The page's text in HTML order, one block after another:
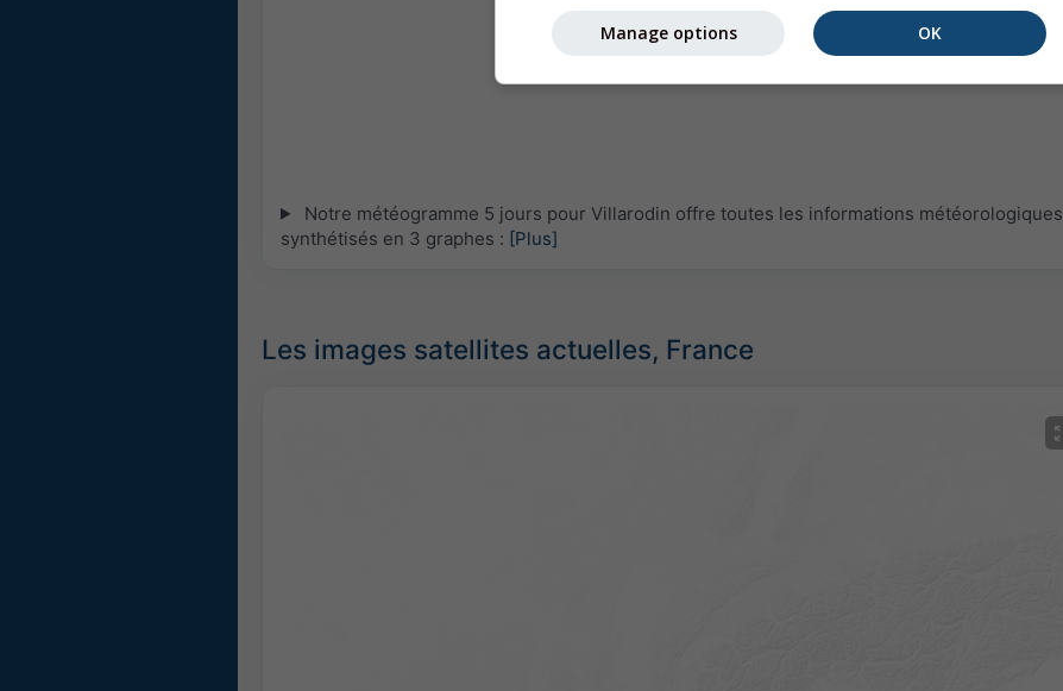
Notre météogramme 5 jours pour Villarodin offre toutes les informations météorologiques
synthétisés en 3 graphes : [Plus]
Les images satellites actuelles, France
OK
Manage options